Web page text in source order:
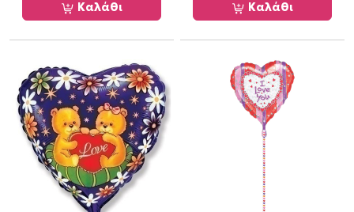
Καλάθι Καλάθι